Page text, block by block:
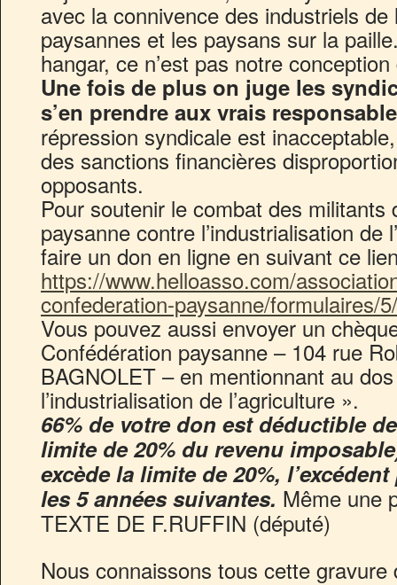
avec la connivence des industriels
paysannes et les paysans sur la
hangar, ce n’est pas notre
Une fois de plus on juge les
s’en prendre aux vrais
répression syndicale est
des sanctions financières
opposants.
Pour soutenir le combat des militants
paysanne contre l’industrialisation de
faire un don en ligne en suivant ce
https://www.helloasso.com/
confederation-paysanne/formulaires/
Vous pouvez aussi envoyer un
Confédération paysanne – 104 rue
BAGNOLET – en mentionnant au
l’industrialisation de l’agriculture ».
66% de votre don est déductible
limite de 20% du revenu
excède la limite de 20%,
les 5 années suivantes. Même une
TEXTE DE F.RUFFIN (député)
Nous connaissons tous cette gravure